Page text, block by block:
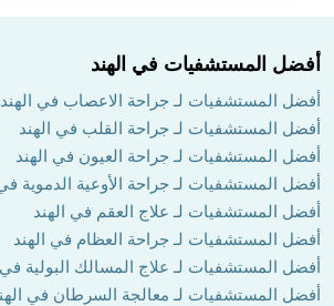
أفضل المستشفيات في الهند
أفضل المستشفيات لـ جراحة الاعصاب في الهند
أفضل المستشفيات لـ جراحة القلب في الهند
أفضل المستشفيات لـ جراحة العيون في الهند
أفضل المستشفيات لـ جراحة الأوعية الدموية
أفضل المستشفيات لـ علاج العقم في الهند
أفضل المستشفيات لـ جراحة العظام في الهند
أفضل المستشفيات لـ علاج المسالك البولية في
أفضل المستشفيات لـ معالجة السرطان في